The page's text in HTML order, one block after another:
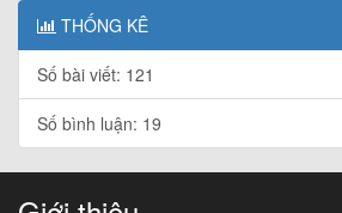
THỐNG KÊ
Số bài viết: 121
Số bình luận: 19